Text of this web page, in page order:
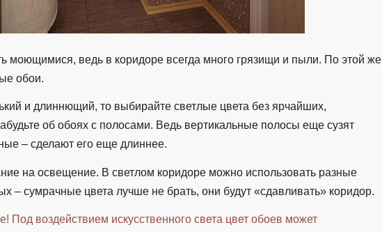
моющимися, ведь в коридоре всегда много грязищи и пыли. По этой же
обои.
и длиннющий, то выбирайте светлые цвета без ярчайших,
об обоях с полосами. Ведь вертикальные полосы еще сузят
– сделают его еще длиннее.
на освещение. В светлом коридоре можно использовать разные
– сумрачные цвета лучше не брать, они будут «сдавливать» коридор.
Под воздействием искусственного света цвет обоев может